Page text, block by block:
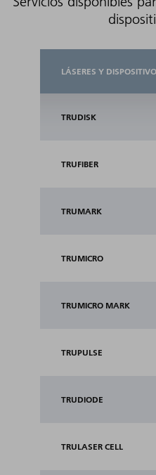
LÁSERES Y
TRUDISK
TRUFIBER
TRUMARK
TRUMICRO
TRUMICRO MARK
TRUPULSE
TRUDIODE
TRULASER CELL